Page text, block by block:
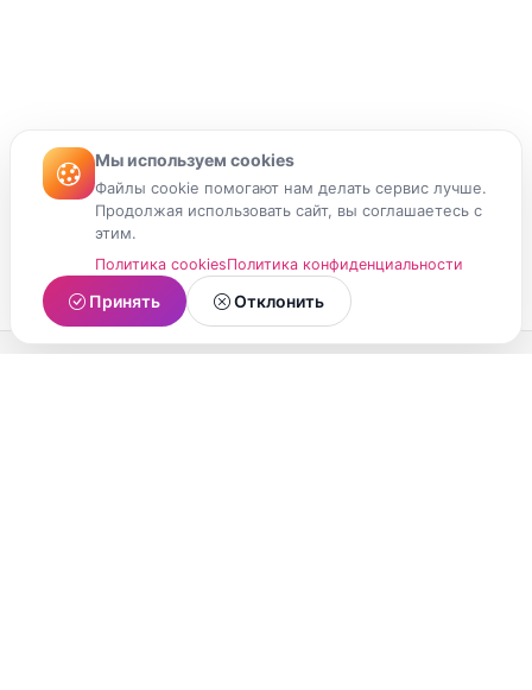
Мы используем cookies
Файлы cookie помогают нам делать сервис лучше.
Продолжая использовать сайт, вы соглашаетесь с
этим.
Политика cookiesПолитика конфиденциальности
Принять Отклонить